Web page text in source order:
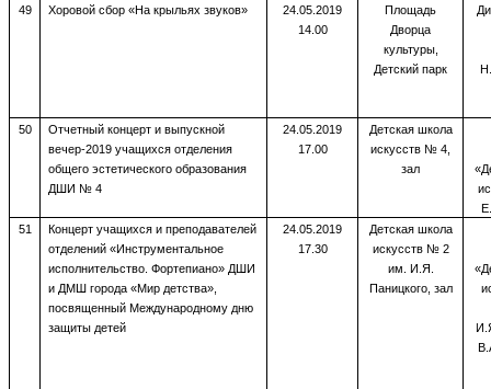
49
Хоровой сбор «На крыльях звуков»
24.05.2019
14.00
Площадь
Дворца
культуры,
Детский парк
50
Отчетный концерт и выпускной
вечер-2019 учащихся отделения
общего эстетического образования
ДШИ № 4
24.05.2019
17.00
Детская школа
искусств № 4,
зал
51
Концерт учащихся и преподавателей
отделений «Инструментальное
исполнительство. Фортепиано» ДШИ
и ДМШ города «Мир детства»,
посвященный Международному дню
защиты детей
24.05.2019
17.30
Детская школа
искусств № 2
им. И.Я.
Паницкого, зал